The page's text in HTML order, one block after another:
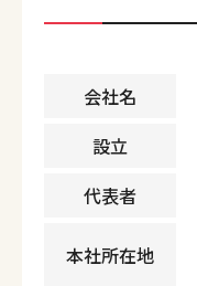
会社名
設立
代表者
本社所在地